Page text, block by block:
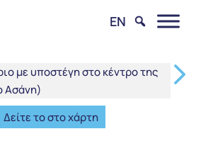
EN
Δείτε το στο χάρτη